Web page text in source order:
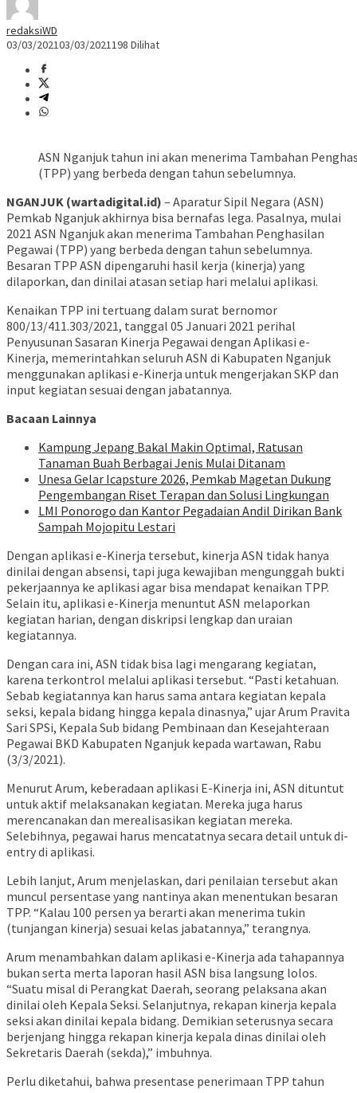
redaksiWD
03/03/202103/03/2021198 Dilihat
ASN Nganjuk tahun ini akan menerima Tambahan
(TPP) yang berbeda dengan tahun sebelumnya.
NGANJUK (wartadigital.id) – Aparatur Sipil Negara (ASN)
Pemkab Nganjuk akhirnya bisa bernafas lega. Pasalnya, mulai
2021 ASN Nganjuk akan menerima Tambahan Penghasilan
Pegawai (TPP) yang berbeda dengan tahun sebelumnya.
Besaran TPP ASN dipengaruhi hasil kerja (kinerja) yang
dilaporkan, dan dinilai atasan setiap hari melalui aplikasi.
Kenaikan TPP ini tertuang dalam surat bernomor
800/13/411.303/2021, tanggal 05 Januari 2021 perihal
Penyusunan Sasaran Kinerja Pegawai dengan Aplikasi e-
Kinerja, memerintahkan seluruh ASN di Kabupaten Nganjuk
menggunakan aplikasi e-Kinerja untuk mengerjakan SKP dan
input kegiatan sesuai dengan jabatannya.
Bacaan Lainnya
Kampung Jepang Bakal Makin Optimal, Ratusan
Tanaman Buah Berbagai Jenis Mulai Ditanam
Unesa Gelar Icapsture 2026, Pemkab Magetan Dukung
Pengembangan Riset Terapan dan Solusi Lingkungan
LMI Ponorogo dan Kantor Pegadaian Andil Dirikan Bank
Sampah Mojopitu Lestari
Dengan aplikasi e-Kinerja tersebut, kinerja ASN tidak hanya
dinilai dengan absensi, tapi juga kewajiban mengunggah bukti
pekerjaannya ke aplikasi agar bisa mendapat kenaikan TPP.
Selain itu, aplikasi e-Kinerja menuntut ASN melaporkan
kegiatan harian, dengan diskripsi lengkap dan uraian
kegiatannya.
Dengan cara ini, ASN tidak bisa lagi mengarang kegiatan,
karena terkontrol melalui aplikasi tersebut. “Pasti ketahuan.
Sebab kegiatannya kan harus sama antara kegiatan kepala
seksi, kepala bidang hingga kepala dinasnya,” ujar Arum Pravita
Sari SPSi, Kepala Sub bidang Pembinaan dan Kesejahteraan
Pegawai BKD Kabupaten Nganjuk kepada wartawan, Rabu
(3/3/2021).
Menurut Arum, keberadaan aplikasi E-Kinerja ini, ASN dituntut
untuk aktif melaksanakan kegiatan. Mereka juga harus
merencanakan dan merealisasikan kegiatan mereka.
Selebihnya, pegawai harus mencatatnya secara detail untuk di-
entry di aplikasi.
Lebih lanjut, Arum menjelaskan, dari penilaian tersebut akan
muncul persentase yang nantinya akan menentukan besaran
TPP. “Kalau 100 persen ya berarti akan menerima tukin
(tunjangan kinerja) sesuai kelas jabatannya,” terangnya.
Arum menambahkan dalam aplikasi e-Kinerja ada tahapannya
bukan serta merta laporan hasil ASN bisa langsung lolos.
“Suatu misal di Perangkat Daerah, seorang pelaksana akan
dinilai oleh Kepala Seksi. Selanjutnya, rekapan kinerja kepala
seksi akan dinilai kepala bidang. Demikian seterusnya secara
berjenjang hingga rekapan kinerja kepala dinas dinilai oleh
Sekretaris Daerah (sekda),” imbuhnya.
Perlu diketahui, bahwa presentase penerimaan TPP tahun